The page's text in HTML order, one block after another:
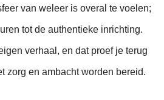
van weleer is overal te voelen;
tot de authentieke inrichting.
verhaal, en dat proef je terug
zorg en ambacht worden bereid.